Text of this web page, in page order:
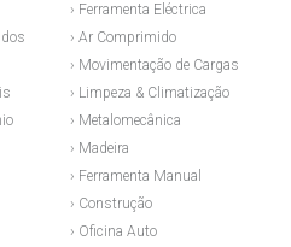
› Ferramenta Eléctrica
› Ar Comprimido
› Movimentação de Cargas
› Limpeza & Climatização
› Metalomecânica
› Madeira
› Ferramenta Manual
› Construção
› Oficina Auto